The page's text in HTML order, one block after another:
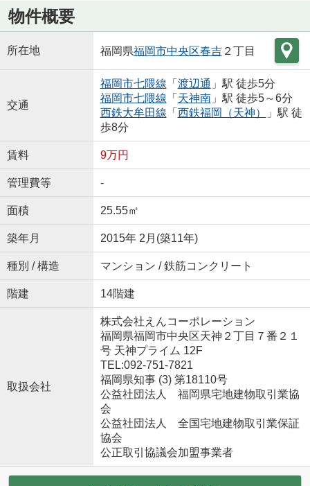
物件概要
所在地 福岡県福岡市中央区春吉２丁目
交通
福岡市七隈線 「 渡辺通 」駅 徒歩5分
福岡市七隈線 「 天神南」駅 徒歩5～6分
西鉄大牟田線 「 西鉄福岡（天神）
」駅 徒
歩8分
賃料 9万円
管理費等 -
面積 25.55㎡
築年月 2015年 2月(築11年)
種別 / 構造 マンション / 鉄筋コンクリート
階建 14階建
取扱会社
株式会社えんコーポレーション
福岡県福岡市中央区天神２丁目７番２１
号 天神プライム 12F
TEL:092-751-7821
福岡県知事 (3) 第18110号
公益社団法人 福岡県宅地建物取引業協
会
公益社団法人 全国宅地建物取引業保証
協会
公正取引協議会加盟事業者